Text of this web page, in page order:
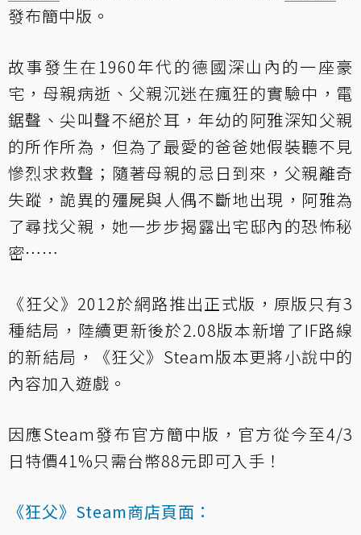
發布簡中版。
故事發生在1960年代的德國深山內的一座豪
宅，母親病逝、父親沉迷在瘋狂的實驗中，電
鋸聲、尖叫聲不絕於耳，年幼的阿雅深知父親
的所作所為，但為了最愛的爸爸她假裝聽不見
慘烈求救聲；隨著母親的忌日到來，父親離奇
失蹤，詭異的殭屍與人偶不斷地出現，阿雅為
了尋找父親，她一步步揭露出宅邸內的恐怖秘
密……
《狂父》2012於網路推出正式版，原版只有3
種結局，陸續更新後於2.08版本新增了IF路線
的新結局，《狂父》Steam版本更將小說中的
內容加入遊戲。
因應Steam發布官方簡中版，官方從今至4/3
日特價41%只需台幣88元即可入手！
《狂父》Steam商店頁面：